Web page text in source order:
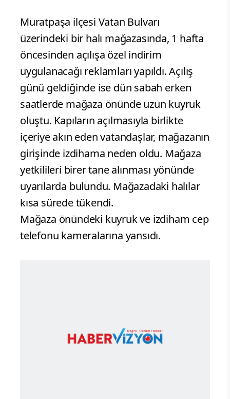
Muratpaşa ilçesi Vatan Bulvarı
üzerindeki bir halı mağazasında, 1 hafta
öncesinden açılışa özel indirim
uygulanacağı reklamları yapıldı. Açılış
günü geldiğinde ise dün sabah erken
saatlerde mağaza önünde uzun kuyruk
oluştu. Kapıların açılmasıyla birlikte
içeriye akın eden vatandaşlar, mağazanın
girişinde izdihama neden oldu. Mağaza
yetkilileri birer tane alınması yönünde
uyarılarda bulundu. Mağazadaki halılar
kısa sürede tükendi.
Mağaza önündeki kuyruk ve izdiham cep
telefonu kameralarına yansıdı.